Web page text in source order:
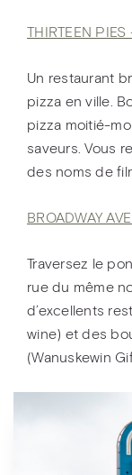
THIRTEEN PIES
Un restaurant
pizza en ville.
pizza moitié-
saveurs. Vous
des noms de
BROADWAY
Traversez le
rue du même
d’excellents
wine) et des
(Wanuskewin